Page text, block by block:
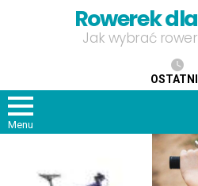
Rowerek
Jak wybrać
Menu